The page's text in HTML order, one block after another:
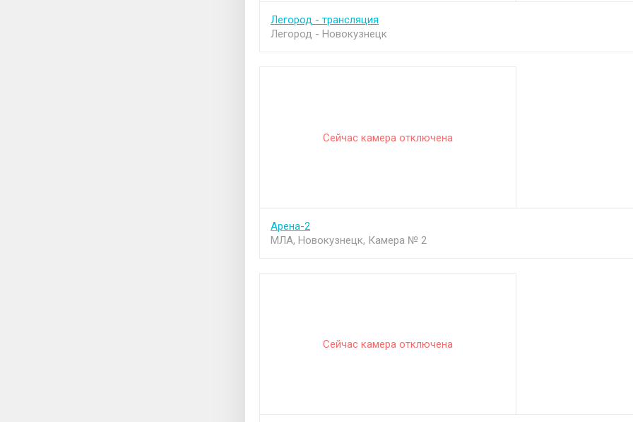
Легород - трансляция
Легород - Новокузнецк
Сейчас камера отключена
Арена-2
МЛА, Новокузнецк, Камера № 2
Сейчас камера отключена